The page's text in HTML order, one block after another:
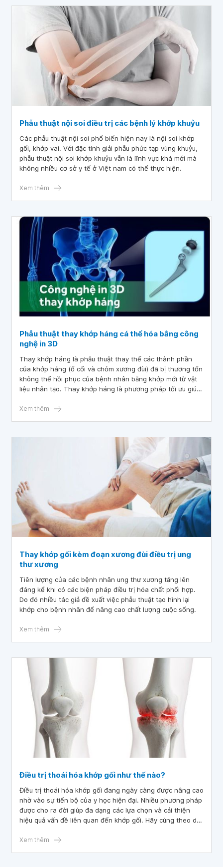
Phẫu thuật nội soi điều trị các bệnh lý khớp khuỷu
Các phẫu thuật nội soi phổ biến hiện nay là nội soi khớp
gối, khớp vai. Với đặc tính giải phẫu phức tạp vùng khuỷu,
phẫu thuật nội soi khớp khuỷu vẫn là lĩnh vực khá mới mà
không nhiều cơ sở y tế ở Việt nam có thể thực hiện.
Xem thêm
Phẫu thuật thay khớp háng cá thể hóa bằng công
nghệ in 3D
Thay khớp háng là phẫu thuật thay thế các thành phần
của khớp háng (ổ cối và chỏm xương đùi) đã bị thương tổn
không thể hồi phục của bệnh nhân bằng khớp mới từ vật
liệu nhân tạo. Thay khớp háng là phương pháp tối ưu giúp
đau đớn và nguy cơ mất đi khả năng đi lại.
Xem thêm
Thay khớp gối kèm đoạn xương đùi điều trị ung
thư xương
Tiên lượng của các bệnh nhân ung thư xương tăng lên
đáng kể khi có các biện pháp điều trị hóa chất phối hợp.
Do đó nhiều tác giả đề xuất việc phẫu thuật tạo hình lại
khớp cho bệnh nhân để nâng cao chất lượng cuộc sống.
Xem thêm
Điều trị thoái hóa khớp gối như thế nào?
Điều trị thoái hóa khớp gối đang ngày càng được nâng cao
nhờ vào sự tiến bộ của y học hiện đại. Nhiều phương pháp
được cho ra đời giúp đa dạng các lựa chọn và cải thiện
hiệu quả vấn đề liên quan đến khớp gối. Hãy cùng theo dõi
trị được áp dụng phổ biến hiện nay.
Xem thêm